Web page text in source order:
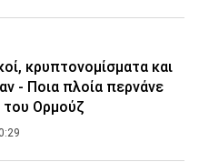
κρυπτονομίσματα και
- Ποια πλοία περνάνε
του Ορμούζ